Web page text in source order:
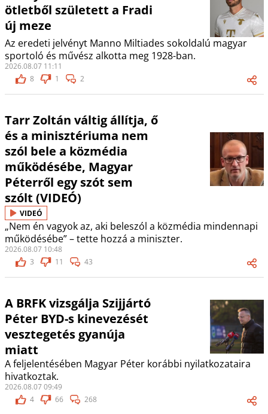
ötletből született a Fradi
új meze
Az eredeti jelvényt Manno Miltiades sokoldalú magyar
sportoló és művész alkotta meg 1928-ban.
2026.08.07 11:11
8
1 2
Tarr Zoltán váltig állítja, ő
és a minisztériuma nem
szól bele a közmédia
működésébe, Magyar
Péterről egy szót sem
szólt (VIDEÓ)
VIDEÓ
„Nem én vagyok az, aki beleszól a közmédia mindennapi
működésébe” – tette hozzá a miniszter.
2026.08.07 10:48
3
11 43
A BRFK vizsgálja Szijjártó
Péter BYD-s kinevezését
vesztegetés gyanúja
miatt
A feljelentésében Magyar Péter korábbi nyilatkozataira
hivatkoztak.
2026.08.07 09:49
4
66 268